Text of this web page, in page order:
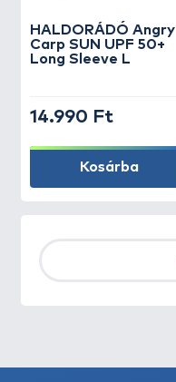
HALDORÁDÓ Angry
Carp SUN UPF 50+
Long Sleeve L
14.990 Ft
Kosárba